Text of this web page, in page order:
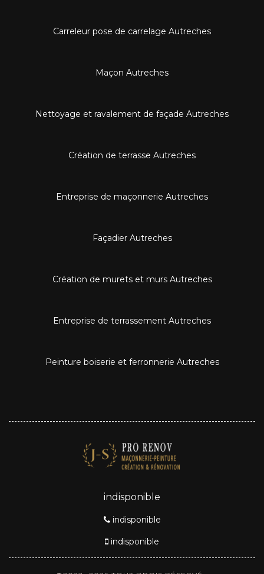
Carreleur pose de carrelage Autreches
Maçon Autreches
Nettoyage et ravalement de façade Autreches
Création de terrasse Autreches
Entreprise de maçonnerie Autreches
Façadier Autreches
Création de murets et murs Autreches
Entreprise de terrassement Autreches
Peinture boiserie et ferronnerie Autreches
indisponible
indisponible
indisponible